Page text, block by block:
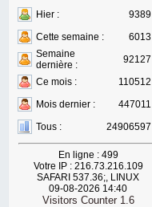
Hier :
9389
Cette semaine :
6013
Semaine
dernière :
92127
Ce mois :
110512
Mois dernier :
447011
Tous :
24906597
En ligne : 499
Votre IP : 216.73.216.109
SAFARI 537.36;, LINUX
09-08-2026 14:40
Visitors Counter 1.6